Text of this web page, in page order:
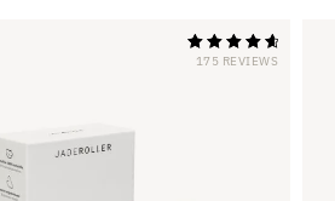
175 REVIEWS
Beoordeling